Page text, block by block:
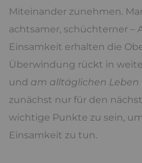
Miteinander zunehmen.
achtsamer, schüchterner –
Einsamkeit erhalten die
Überwindung rückt in
und am alltäglichen
zunächst nur für den
wichtige Punkte zu sein,
Einsamkeit zu tun.